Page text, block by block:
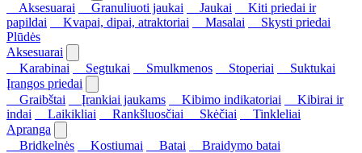
Aksesuarai
Granuliuoti jaukai Jaukai
Kiti priedai ir
papildai
Kvapai, dipai, atraktoriai Masalai
Skysti priedai
Plūdės
Aksesuarai
Karabinai
Segtukai Smulkmenos Stoperiai
Suktukai
Įrangos priedai
Graibštai
Įrankiai jaukams Kibimo indikatoriai
Kibirai ir
indai
Laikikliai Rankšluosčiai Skėčiai
Tinkleliai
Apranga
Bridkelnės
Kostiumai Batai
Braidymo batai